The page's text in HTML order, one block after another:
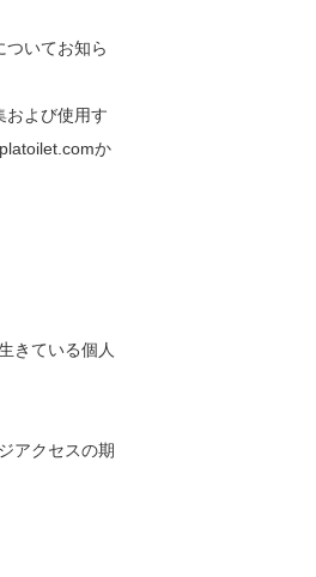
ついてお知ら
および使用す
か
きている個人
アクセスの期